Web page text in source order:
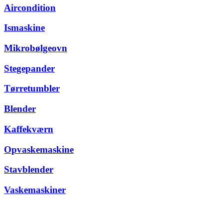
Aircondition
Ismaskine
Mikrobølgeovn
Stegepander
Tørretumbler
Blender
Kaffekværn
Opvaskemaskine
Stavblender
Vaskemaskiner